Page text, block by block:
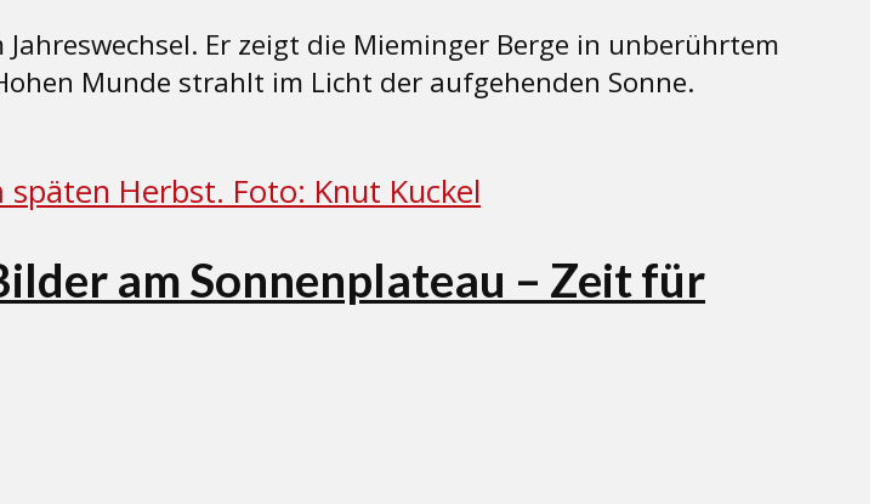
Er zeigt die Mieminger Berge in unberührtem
Munde strahlt im Licht der aufgehenden Sonne.
am Sonnenplateau – Zeit für